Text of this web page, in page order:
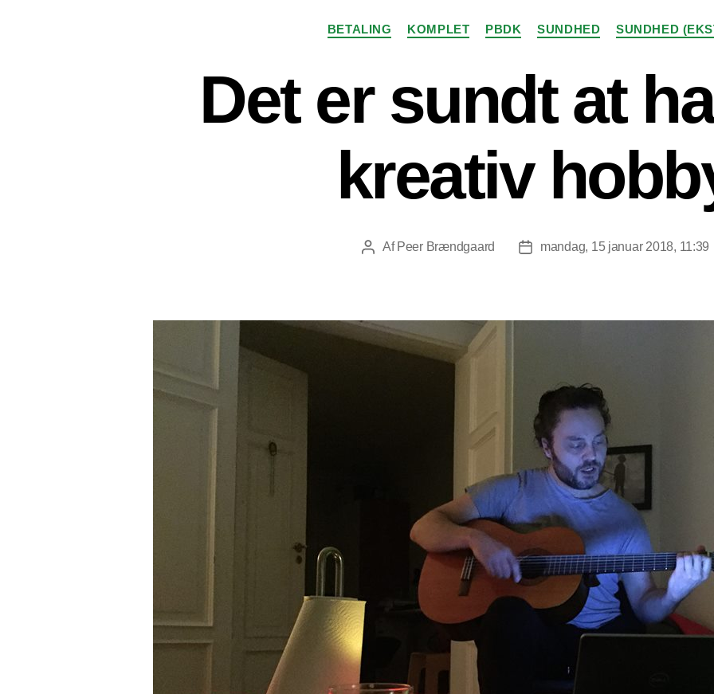
Kategorier
BETALING KOMPLET PBDK SUNDHED SUNDHED
Det er sundt at
kreativ
Indlægsforfatter
Af Peer Brændgaard Indlægsdato
mandag, 15 januar 2018, 11:39